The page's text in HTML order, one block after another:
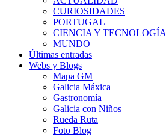
CURIOSIDADES
PORTUGAL
CIENCIA Y TECNOLOGÍA
MUNDO
Últimas entradas
Webs y Blogs
Mapa GM
Galicia Máxica
Gastronomía
Galicia con Niños
Rueda Ruta
Foto Blog